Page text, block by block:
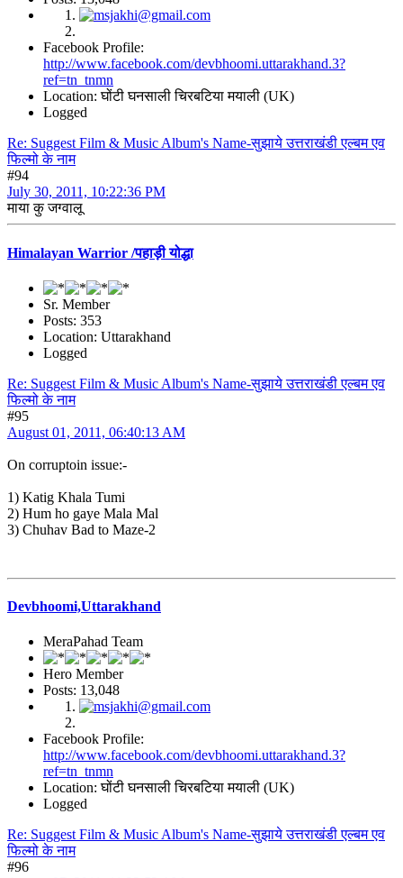
Facebook Profile:
http://www.facebook.com/devbhoomi.uttarakhand.3?
ref=tn_tnmn
Location: घोंटी घनसाली चिरबटिया मयाली (UK)
Logged
Re: Suggest Film & Music Album's Name-सुझाये उत्तराखंडी एल्बम एव
फिल्मो के नाम
#94
July 30, 2011, 10:22:36 PM
माया कु जग्वालू
Himalayan Warrior /पहाड़ी योद्धा
Sr. Member
Posts: 353
Location: Uttarakhand
Logged
Re: Suggest Film & Music Album's Name-सुझाये उत्तराखंडी एल्बम एव
फिल्मो के नाम
#95
August 01, 2011, 06:40:13 AM
On corruptoin issue:-
1) Katig Khala Tumi
2) Hum ho gaye Mala Mal
3) Chuhav Bad to Maze-2
Devbhoomi,Uttarakhand
MeraPahad Team
Hero Member
Posts: 13,048
Facebook Profile:
http://www.facebook.com/devbhoomi.uttarakhand.3?
ref=tn_tnmn
Location: घोंटी घनसाली चिरबटिया मयाली (UK)
Logged
Re: Suggest Film & Music Album's Name-सुझाये उत्तराखंडी एल्बम एव
फिल्मो के नाम
#96